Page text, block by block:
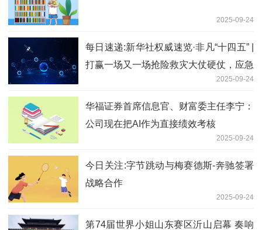
2025-09-24
每日速递:新华社权威速览·非凡“十四五” |
打赢一场又一场抢险救灾大仗硬仗，应急
2025-09-24
华福证券首席信息官、财富委主任李宁：
公司现在把AI作为直接绩效考核
2025-09-24
今日关注:字节跳动与梅赛德斯-奔驰签署
战略合作
2025-09-24
第74届世界小姐山东赛区沂山启幕 奏响